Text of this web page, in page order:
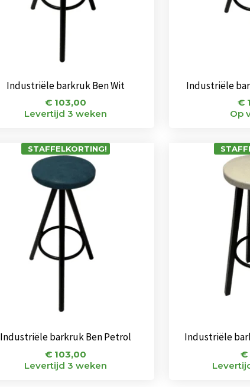
Industriële barkruk Ben Wit
€103,00
Levertijd 3 weken
Industriële
€
Op
STAFFELKORTING!
Industriële barkruk Ben Petrol
€103,00
Levertijd 3 weken
Industriële
€